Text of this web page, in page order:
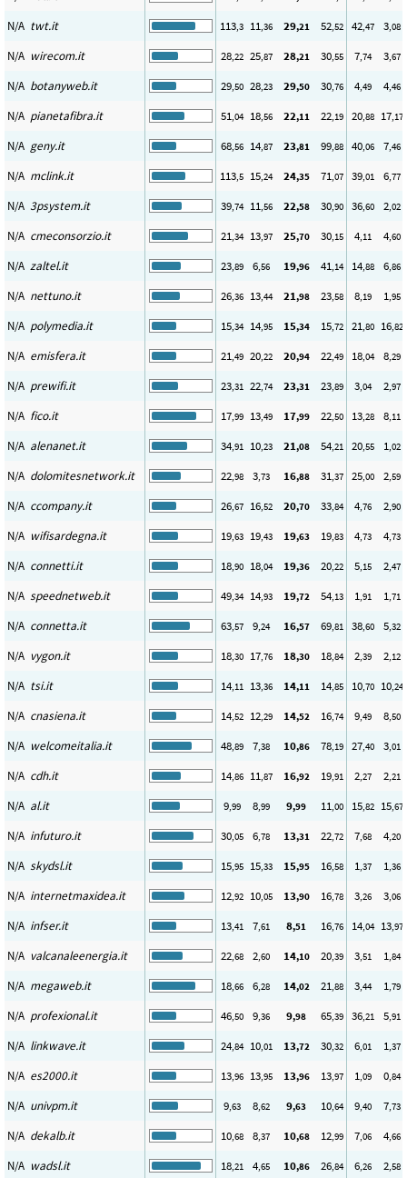
N/A twt.it 113,3 11,36 29,21 52,52 42,47 3,08
N/A wirecom.it 28,22 25,87 28,21 30,55 7,74 3,67
N/A botanyweb.it 29,50 28,23 29,50 30,76 4,49 4,46
N/A pianetafibra.it 51,04 18,56 22,11 22,19 20,88 17,17
N/A geny.it 68,56 14,87 23,81 99,88 40,06 7,46
N/A mclink.it 113,5 15,24 24,35 71,07 39,01 6,77
N/A 3psystem.it 39,74 11,56 22,58 30,90 36,60 2,02
N/A cmeconsorzio.it 21,34 13,97 25,70 30,15 4,11 4,60
N/A zaltel.it 23,89 6,56 19,96 41,14 14,88 6,86
N/A nettuno.it 26,36 13,44 21,98 23,58 8,19 1,95
N/A polymedia.it 15,34 14,95 15,34 15,72 21,80 16,82
N/A emisfera.it 21,49 20,22 20,94 22,49 18,04 8,29
N/A prewifi.it 23,31 22,74 23,31 23,89 3,04 2,97
N/A fico.it 17,99 13,49 17,99 22,50 13,28 8,11
N/A alenanet.it 34,91 10,23 21,08 54,21 20,55 1,02
N/A dolomitesnetwork.it 22,98 3,73 16,88 31,37 25,00 2,59
N/A ccompany.it 26,67 16,52 20,70 33,84 4,76 2,90
N/A wifisardegna.it 19,63 19,43 19,63 19,83 4,73 4,73
N/A connetti.it 18,90 18,04 19,36 20,22 5,15 2,47
N/A speednetweb.it 49,34 14,93 19,72 54,13 1,91 1,71
N/A connetta.it 63,57 9,24 16,57 69,81 38,60 5,32
N/A vygon.it 18,30 17,76 18,30 18,84 2,39 2,12
N/A tsi.it 14,11 13,36 14,11 14,85 10,70 10,24
N/A cnasiena.it 14,52 12,29 14,52 16,74 9,49 8,50
N/A welcomeitalia.it 48,89 7,38 10,86 78,19 27,40 3,01
N/A cdh.it 14,86 11,87 16,92 19,91 2,27 2,21
N/A al.it 9,99 8,99 9,99 11,00 15,82 15,67
N/A infuturo.it 30,05 6,78 13,31 22,72 7,68 4,20
N/A skydsl.it 15,95 15,33 15,95 16,58 1,37 1,36
N/A internetmaxidea.it 12,92 10,05 13,90 16,78 3,26 3,06
N/A infser.it 13,41 7,61 8,51 16,76 14,04 13,97
N/A valcanaleenergia.it 22,68 2,60 14,10 20,39 3,51 1,84
N/A megaweb.it 18,66 6,28 14,02 21,88 3,44 1,79
N/A profexional.it 46,50 9,36 9,98 65,39 36,21 5,91
N/A linkwave.it 24,84 10,01 13,72 30,32 6,01 1,37
N/A es2000.it 13,96 13,95 13,96 13,97 1,09 0,84
N/A univpm.it 9,63 8,62 9,63 10,64 9,40 7,73
N/A dekalb.it 10,68 8,37 10,68 12,99 7,06 4,66
N/A wadsl.it 18,21 4,65 10,86 26,84 6,26 2,58